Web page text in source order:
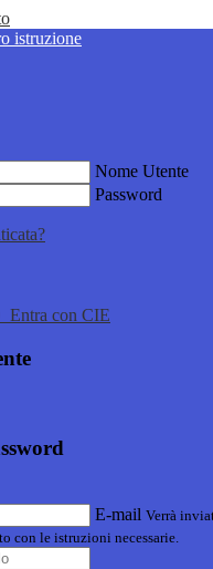
Nome Utente
Password
Entra con CIE
E-mail Verrà
con le istruzioni necessarie.